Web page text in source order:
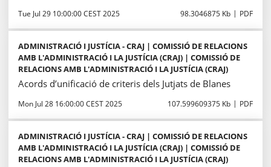
Tue Jul 29 10:00:00 CEST 2025 98.3046875 Kb PDF
ADMINISTRACIÓ I JUSTÍCIA - CRAJ | COMISSIÓ DE RELACIONS
AMB L'ADMINISTRACIÓ I LA JUSTÍCIA (CRAJ) | COMISSIÓ DE
RELACIONS AMB L'ADMINISTRACIÓ I LA JUSTÍCIA (CRAJ)
Acords d’unificació de criteris dels Jutjats de Blanes
Mon Jul 28 16:00:00 CEST 2025 107.599609375 Kb PDF
ADMINISTRACIÓ I JUSTÍCIA - CRAJ | COMISSIÓ DE RELACIONS
AMB L'ADMINISTRACIÓ I LA JUSTÍCIA (CRAJ) | COMISSIÓ DE
RELACIONS AMB L'ADMINISTRACIÓ I LA JUSTÍCIA (CRAJ)